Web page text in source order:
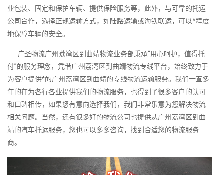
业包装、固定和保护车辆、提供保险服务等，此外，与可靠的托运
公司合作，选择正规运输方式，如陆路运输或海铁联运，可以*程度
地保障车辆的安全。
广圣物流广州荔湾区到曲靖物流业务部秉承“用心呵护，值得托
付”的服务理念，凭借广州荔湾区到曲靖物流专线平台，始终致力于
为客户提供*的广州荔湾区到曲靖的专线物流运输服务。我们一直多
年的在为各行各业提供我们的物流服务，也得到了很多客户的认可
和口碑相传，如果您有意向选择我们，我们非常乐意为您解决物流
相关问题。当然，还有很多好的物流公司也提供从广州荔湾区到曲
靖的汽车托运服务，您也可以多多咨询，找到合适您的物流服务
商。